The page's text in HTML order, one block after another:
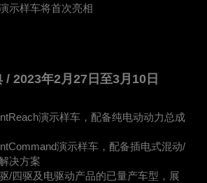
示样车将首次亮相
/ 2023年2月27日至3月10日
演示样车，配备纯电动动力总成
演示样车，配备插电式混动/
决方案
/四驱及电驱动产品的已量产车型，展